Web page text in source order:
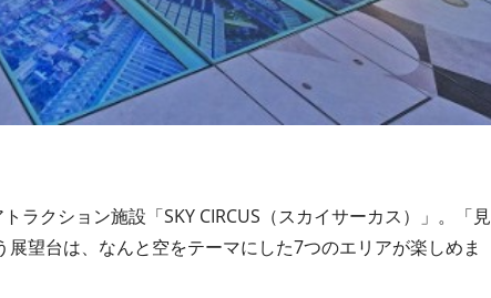
クション施設「SKY CIRCUS（スカイサーカス）」。「見
望台は、なんと空をテーマにした7つのエリアが楽しめま